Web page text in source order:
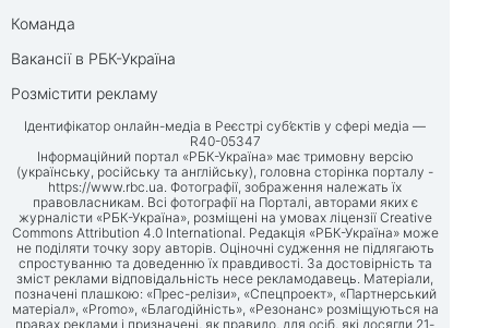
Команда
Вакансії в РБК-Україна
Розмістити рекламу
Ідентифікатор онлайн-медіа в Реєстрі суб’єктів у сфері медіа —
R40-05347
Інформаційний портал «РБК-Україна» має тримовну версію
(українську, російську та англійську), головна сторінка порталу -
https://www.rbc.ua. Фотографії, зображення належать їх
правовласникам. Всі фотографії на Порталі, авторами яких є
журналісти «РБК-Україна», розміщені на умовах ліцензії Creative
Commons Attribution 4.0 International. Редакція «РБК-Україна» може
не поділяти точку зору авторів. Оціночні судження не підлягають
спростуванню та доведенню їх правдивості. За достовірність та
зміст реклами відповідальність несе рекламодавець. Матеріали,
позначені плашкою: «Прес-релізи», «Спецпроект», «Партнерський
матеріал», «Promo», «Благодійність», «Резонанс» розміщуються на
правах реклами і призначені, як правило, для осіб, які досягли 21-